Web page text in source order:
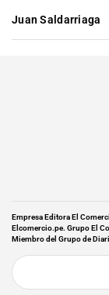
Juan Saldarriaga
Empresa Editora El
Elcomercio.pe. Grupo El
Miembro del Grupo de